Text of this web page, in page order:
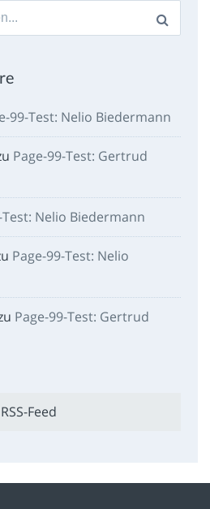
99-Test: Nelio Biedermann
Page-99-Test: Gertrud
Test: Nelio Biedermann
Page-99-Test: Nelio
Page-99-Test: Gertrud
RSS-Feed